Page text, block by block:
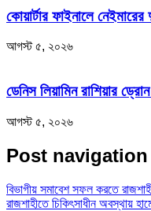
কোয়ার্টার ফাইনালে
আগস্ট ৫, ২০২৬
ডেনিস লিয়ামিন রাশিয়ার
আগস্ট ৫, ২০২৬
Post navigation
বিভাগীয় সমাবেশ সফল করতে
রাজশাহীতে চিকিৎসাধীন অবস্থায়